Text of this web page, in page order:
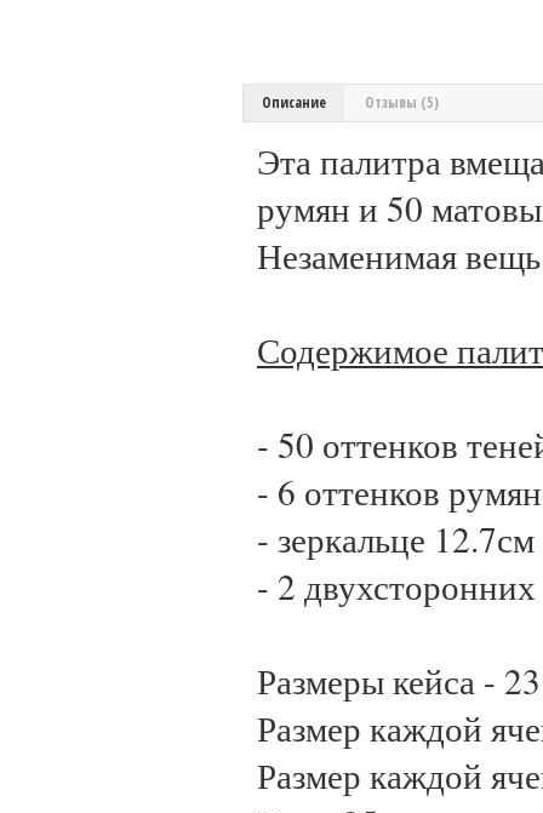
Описание Отзывы (5)
Эта палитра
румян и 50
Незаменимая
Содержимое
- 50 оттенков
- 6 оттенков румян
- зеркальце
- 2
Размеры кейса -
Размер каждой
Размер каждой